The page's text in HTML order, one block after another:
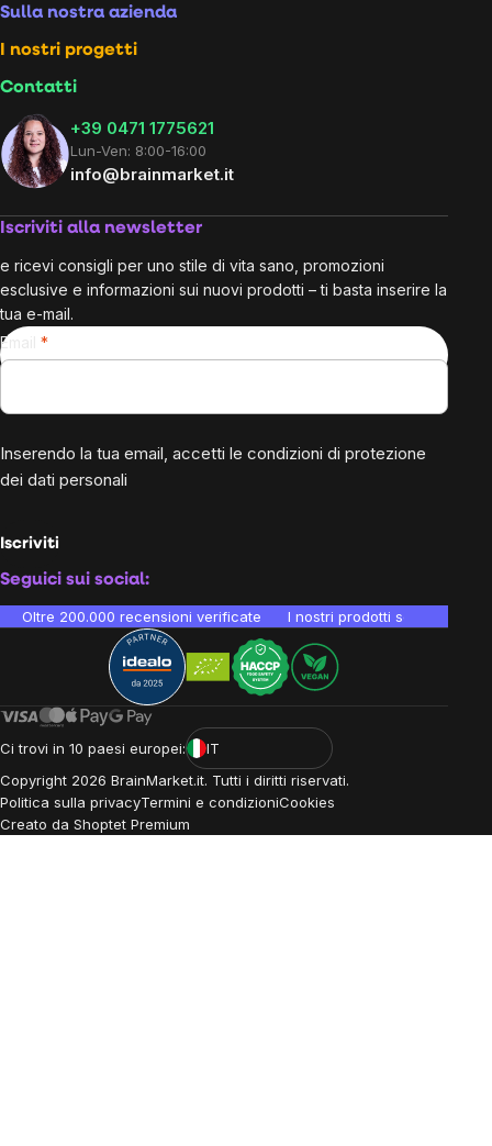
Sulla nostra azienda
I nostri progetti
Contatti
+39 0471 1775621
Lun-Ven: 8:00-16:00
info@brainmarket.it
Iscriviti alla newsletter
e ricevi consigli per uno stile di vita sano, promozioni
esclusive e informazioni sui nuovi prodotti – ti basta inserire la
tua e-mail.
Email
Inserendo la tua email, accetti le condizioni di protezione
dei dati personali
Iscriviti
Seguici sui social:
Oltre 200.000 recensioni verificate I nostri prodotti sono testati
Ci trovi in 10 paesi europei:
IT
Copyright 2026 BrainMarket.it. Tutti i diritti riservati.
Politica sulla privacyTermini e condizioniCookies
Creato da Shoptet Premium